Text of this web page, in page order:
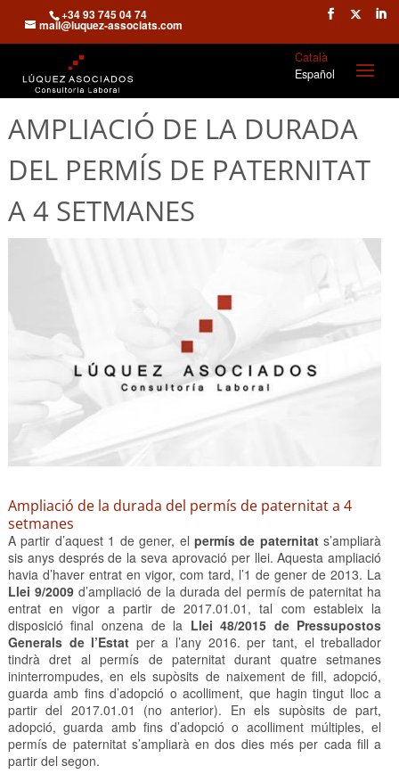
+34 93 745 04 74
mail@luquez-associats.com
Català
Español
AMPLIACIÓ DE LA DURADA
DEL PERMÍS DE PATERNITAT
A 4 SETMANES
Ampliació de la durada del permís de paternitat a 4
setmanes
A partir d’aquest 1 de gener, el permís de paternitats’ampliarà
sis anys després de la seva aprovació per llei. Aquesta ampliació
havia d’haver entrat en vigor, com tard, l’1 de gener de 2013. La
Llei 9/2009 d’ampliació de la durada del permís de paternitat ha
entrat en vigor a partir de 2017.01.01, tal com estableix la
disposició final onzena de la Llei 48/2015 de Pressupostos
Generals de l’Estat per a l’any 2016. per tant, el treballador
tindrà dret al permís de paternitat durant quatre setmanes
ininterrompudes, en els supòsits de naixement de fill, adopció,
guarda amb fins d’adopció o acolliment, que hagin tingut lloc a
partir del 2017.01.01 (no anterior). En els supòsits de part,
adopció, guarda amb fins d’adopció o acolliment múltiples, el
permís de paternitat s’ampliarà en dos dies més per cada fill a
partir del segon.